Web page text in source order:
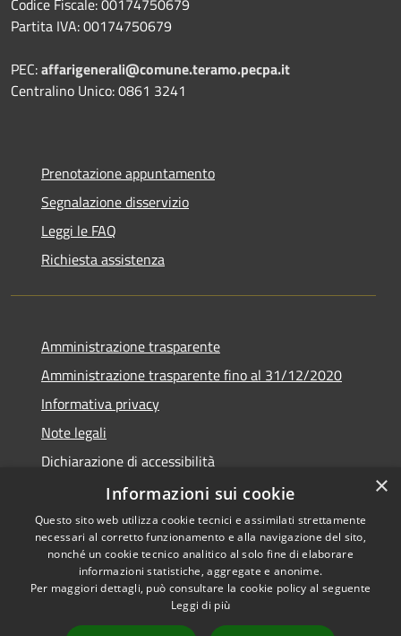
Partita IVA: 00174750679
PEC:affarigenerali@comune.teramo.pecpa.it
Centralino Unico: 0861 3241
Prenotazione appuntamento
Segnalazione disservizio
Leggi le FAQ
Richiesta assistenza
Amministrazione trasparente
Amministrazione trasparente fino al 31/12/2020
Informativa privacy
Note legali
Dichiarazione di accessibilità
Accessibilità
Privacy
Copyright © 2026 • Comune di
Teramo • Powered by
Municipium• Accesso
×
Informazioni sui cookie
Questo sito web utilizza cookie tecnici e assimilati strettamente
necessari al corretto funzionamento e alla navigazione del sito,
nonché un cookie tecnico analitico al solo fine di elaborare
informazioni statistiche, aggregate e anonime.
Per maggiori dettagli, può consultare la cookie policy al seguente
Leggi di più